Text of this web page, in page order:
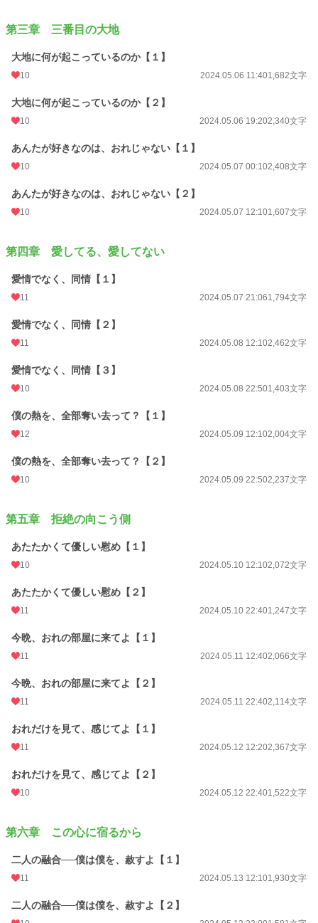
第三章 三番目の大地
大地に何が起こっているのか【１】
10 2024.05.06 11:401,682文字
大地に何が起こっているのか【２】
10 2024.05.06 19:202,340文字
あんたが好きなのは、おれじゃない【１】
10 2024.05.07 00:102,408文字
あんたが好きなのは、おれじゃない【２】
10 2024.05.07 12:101,607文字
第四章 愛してる、愛してない
愛情でなく、同情【１】
11 2024.05.07 21:061,794文字
愛情でなく、同情【２】
11 2024.05.08 12:102,462文字
愛情でなく、同情【３】
10 2024.05.08 22:501,403文字
僕の熱を、全部奪い去って？【１】
12 2024.05.09 12:102,004文字
僕の熱を、全部奪い去って？【２】
10 2024.05.09 22:502,237文字
第五章 拒絶の向こう側
あたたかくて優しい慰め【１】
10 2024.05.10 12:102,072文字
あたたかくて優しい慰め【２】
11 2024.05.10 22:401,247文字
今晩、おれの部屋に来てよ【１】
11 2024.05.11 12:402,066文字
今晩、おれの部屋に来てよ【２】
11 2024.05.11 22:402,114文字
おれだけを見て、感じてよ【１】
11 2024.05.12 12:202,367文字
おれだけを見て、感じてよ【２】
10 2024.05.12 22:401,522文字
第六章 この心に宿るから
二人の融合──僕は僕を、赦すよ【１】
11 2024.05.13 12:101,930文字
二人の融合──僕は僕を、赦すよ【２】